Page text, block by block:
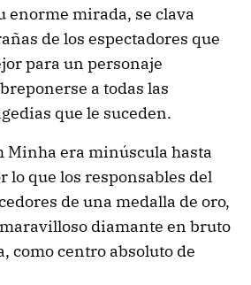
enorme mirada, se clava
de los espectadores que
para un personaje
a todas las
que le suceden.
Minha era minúscula hasta
lo que los responsables del
de una medalla de oro,
diamante en bruto
como centro absoluto de